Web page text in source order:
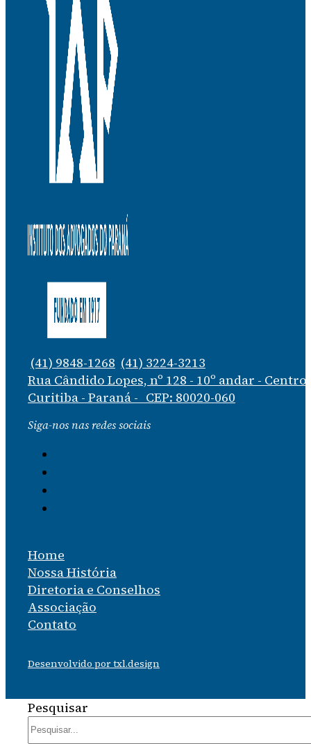
(41) 9848-1268 (41) 3224-3213
Rua Cândido Lopes, nº 128 - 10º andar - Centro
Curitiba - Paraná - CEP: 80020-060
Siga-nos nas redes sociais
Home
Nossa História
Diretoria e Conselhos
Associação
Contato
Desenvolvido por txl.design
Pesquisar